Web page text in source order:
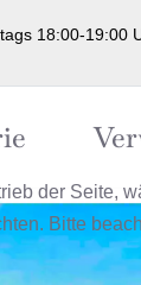
18:00-19:00
der Seite,
Bitte